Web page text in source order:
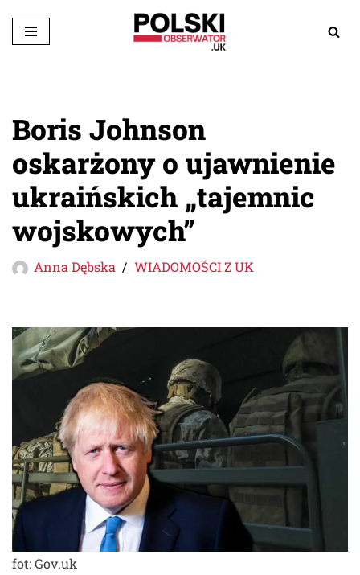
Przejdź
Boris Johnson
oskarżony o ujawnienie
ukraińskich „tajemnic
wojskowych”
Anna Dębska WIADOMOŚCI Z UK
fot: Gov.uk